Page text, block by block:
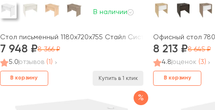
В наличии
Стол письменный 1180x720x755 Стайл Систем / Style System
7 948
8 366
5.0отзывов (1)
В корзину Купить в 1 клик
Офисный стол
8 213
8 645
4.8 оценок (3)
В корзину
%